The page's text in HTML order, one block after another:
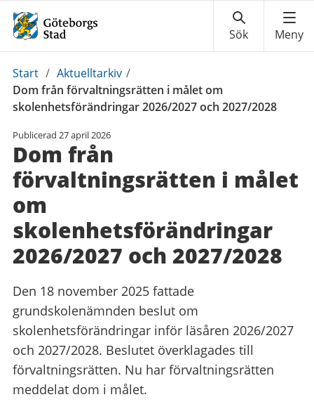
Du
är
här:
Start / Aktuelltarkiv /
Dom från förvaltningsrätten i målet om
skolenhetsförändringar 2026/2027 och 2027/2028
Publicerad 27 april 2026
Dom från
förvaltningsrätten i målet
om
skolenhetsförändringar
2026/2027 och 2027/2028
Den 18 november 2025 fattade
grundskolenämnden beslut om
skolenhetsförändringar inför läsåren 2026/2027
och 2027/2028. Beslutet överklagades till
förvaltningsrätten. Nu har förvaltningsrätten
meddelat dom i målet.